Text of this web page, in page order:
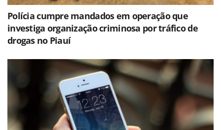
Polícia cumpre mandados em operação que
investiga organização criminosa por tráfico de
drogas no Piauí